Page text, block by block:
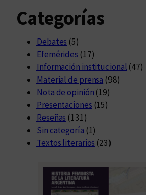
Categorías
Debates (5)
Efemérides (17)
Información institucional (47)
Material de prensa (98)
Nota de opinión (19)
Presentaciones (15)
Reseñas (131)
Sin categoría (1)
Textos literarios (23)